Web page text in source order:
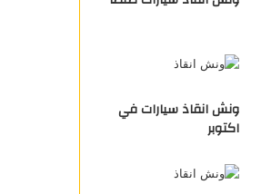
ونش انقاذ سيارات في
اكتوبر